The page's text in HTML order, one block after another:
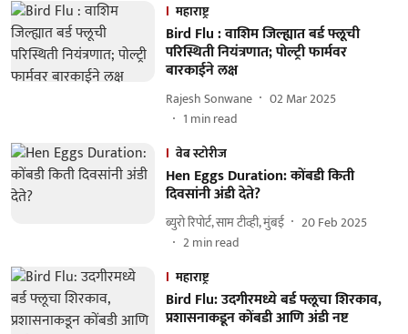
महाराष्ट्र
Bird Flu : वाशिम जिल्ह्यात बर्ड फ्लूची
परिस्थिती नियंत्रणात; पोल्ट्री फार्मवर
बारकाईने लक्ष
Rajesh Sonwane
02 Mar 2025
1 min read
वेब स्टोरीज
Hen Eggs Duration: कोंबडी किती
दिवसांनी अंडी देते?
ब्युरो रिपोर्ट, साम टीव्ही, मुंबई
20 Feb 2025
2min read
महाराष्ट्र
Bird Flu: उदगीरमध्ये बर्ड फ्लूचा शिरकाव,
प्रशासनाकडून कोंबडी आणि अंडी नष्ट